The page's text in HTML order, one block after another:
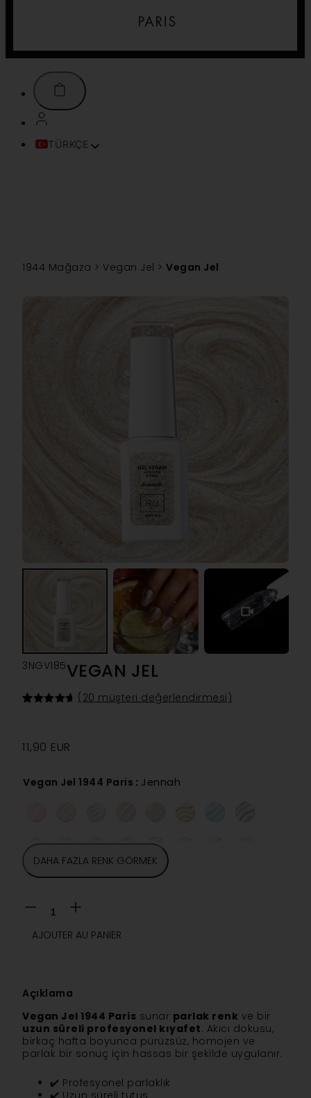
TÜRKÇE
简体中文
1944 Mağaza > Vegan Jel > Vegan Jel
VEGAN JEL
3NGV185
5
üzerinden
( 20 müşteri değerlendirmesi)
11,90 EUR
Açıklama
Vegan Jel 1944 Paris sunar parlak renk ve bir
uzun süreli profesyonel kıyafet. Akıcı dokusu,
birkaç hafta boyunca pürüzsüz, homojen ve
parlak bir sonuç için hassas bir şekilde uygulanır.
✔️ Profesyonel parlaklık
Vegan Jel 1944 Paris : Jennah
DAHA FAZLA RENK GÖRMEK
AJOUTER AU PANIER